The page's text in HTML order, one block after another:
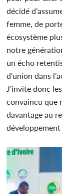
décidé
femme, de
écosystème
notre
un écho
d’union dans
J’invite donc
convaincu que
davantage au
développement